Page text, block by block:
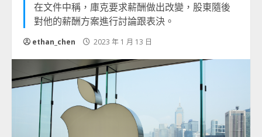
在文件中稱，庫克要求薪酬做出改變，股東隨後
對他的薪酬方案進行討論跟表決。
ethan_chen 2023 年 1 月 13 日